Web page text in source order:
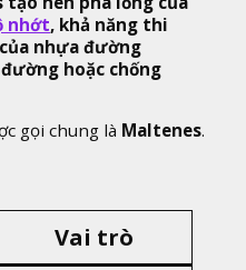
nhớt, khả năng thi
nhựa đường
hoặc chống
gọi chung là Maltenes.
Vai trò